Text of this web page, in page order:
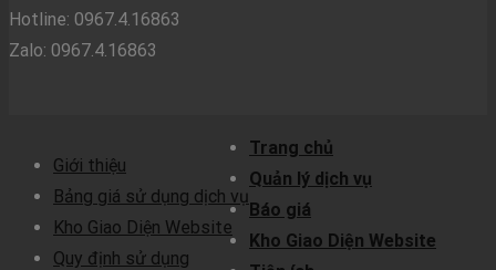
Hotline: 0967.4.16863
Zalo: 0967.4.16863
Giới thiệu
Bảng giá sử dụng dịch vụ
Kho Giao Diện Website
Quy định sử dụng
Trang chủ
Quản lý dịch vụ
Báo giá
Kho Giao Diện Website